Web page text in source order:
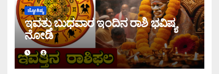
ಜ್ಯೋತಿಷ್ಯ
ಇವತ್ತು ಬುಧವಾರ ಇಂದಿನ ರಾಶಿ ಭವಿಷ್ಯ
ನೋಡಿ